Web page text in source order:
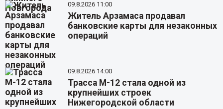
09.8.2026 11:00
Житель Арзамаса продавал
банковские карты для незаконных
операций
09.8.2026 14:00
Трасса М-12 стала одной из
крупнейших строек
Нижегородской области